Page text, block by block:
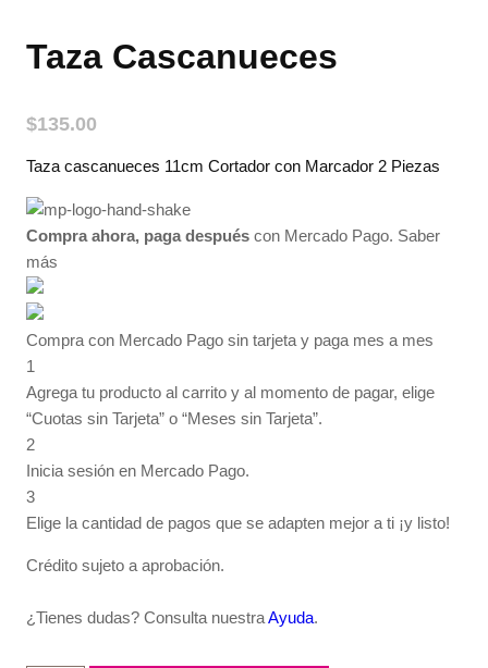
Taza Cascanueces
$135.00
Taza cascanueces 11cm Cortador con Marcador 2 Piezas
Compra ahora, paga después con Mercado Pago. Saber
más
Compra con Mercado Pago sin tarjeta y paga mes a mes
1
Agrega tu producto al carrito y al momento de pagar, elige
“Cuotas sin Tarjeta” o “Meses sin Tarjeta”.
2
Inicia sesión en Mercado Pago.
3
Elige la cantidad de pagos que se adapten mejor a ti ¡y listo!
Crédito sujeto a aprobación.
¿Tienes dudas? Consulta nuestraAyuda.